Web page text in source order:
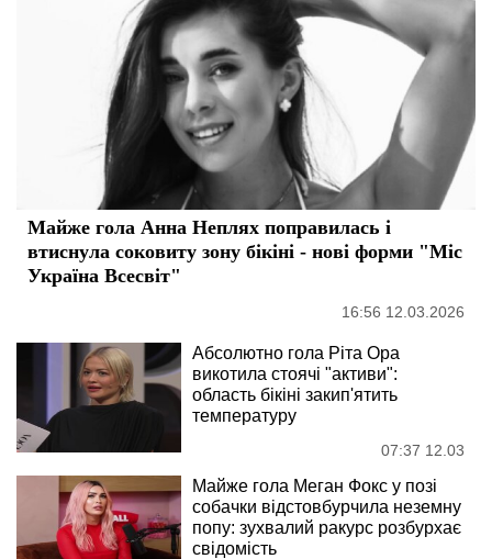
Майже гола Анна Неплях поправилась і
втиснула соковиту зону бікіні - нові форми "Міс
Україна Всесвіт"
16:56 12.03.2026
Абсолютно гола Ріта Ора
викотила стоячі "активи":
область бікіні закип'ятить
температуру
07:37 12.03
Майже гола Меган Фокс у позі
собачки відстовбурчила неземну
попу: зухвалий ракурс розбурхає
свідомість